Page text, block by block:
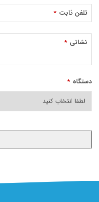
تلفن ثابت *
نشانی *
دستگاه *
نباید